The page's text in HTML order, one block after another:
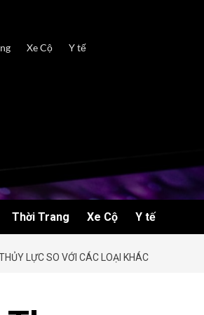
Xe Cộ Y tế
Thời Trang Xe Cộ Y tế
LỰC SO VỚI CÁC LOẠI KHÁC